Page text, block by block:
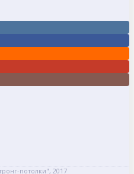
потолки", 2017